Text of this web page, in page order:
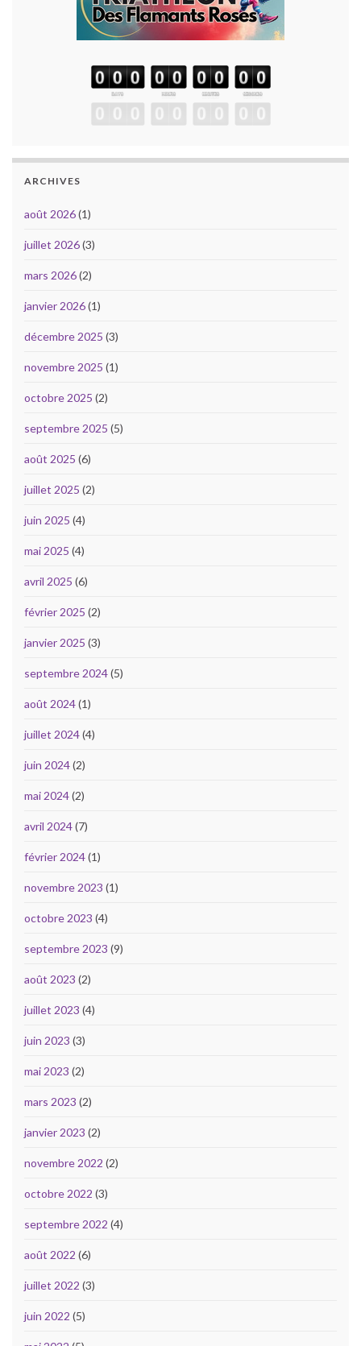
ARCHIVES
août 2026(1)
juillet 2026(3)
mars 2026(2)
janvier 2026(1)
décembre 2025 (3)
novembre 2025 (1)
octobre 2025 (2)
septembre 2025 (5)
août 2025 (6)
juillet 2025 (2)
juin 2025 (4)
mai 2025 (4)
avril 2025 (6)
février 2025 (2)
janvier 2025 (3)
septembre 2024(5)
août 2024(1)
juillet 2024(4)
juin 2024(2)
mai 2024(2)
avril 2024(7)
février 2024(1)
novembre 2023 (1)
octobre 2023 (4)
septembre 2023 (9)
août 2023 (2)
juillet 2023 (4)
juin 2023 (3)
mai 2023 (2)
mars 2023 (2)
janvier 2023 (2)
novembre 2022 (2)
octobre 2022 (3)
septembre 2022 (4)
août 2022 (6)
juillet 2022 (3)
juin 2022 (5)